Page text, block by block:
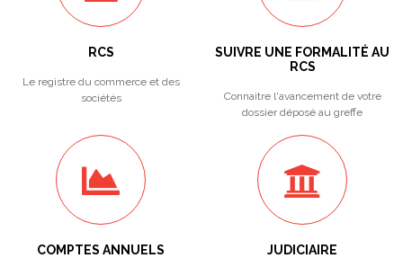
RCS
Le registre du commerce et des
sociétés
SUIVRE UNE FORMALITÉ AU
RCS
Connaitre l'avancement de votre
dossier déposé au greffe
COMPTES ANNUELS JUDICIAIRE